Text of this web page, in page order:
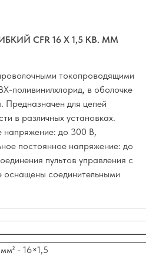
CFR 16 Х 1,5 КВ. ММ
токопроводящими
поливинилхлорид, в оболочке
Предназначен для цепей
в различных установках.
напряжение: до 300 В,
постоянное напряжение: до
пультов управления с
оснащены соединительными
- 16×1,5